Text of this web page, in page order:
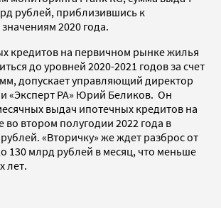
рублей, приблизившись к
2020 года.
кредитов на первичном рынке жилья
до уровней 2020-2021 годов за счет
допускает управляющий директор
«Эксперт РА» Юрий Беликов. Он
выдач ипотечных кредитов на
втором полугодии 2022 года в
«Вторичку» же ждет разброс от
130 млрд рублей в месяц, что меньше
лет.